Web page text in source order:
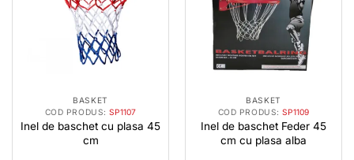
BASKET
COD PRODUS:SP1107
Inel de baschet cu plasa 45
cm
BASKET
COD PRODUS:SP1109
Inel de baschet Feder 45
cm cu plasa alba